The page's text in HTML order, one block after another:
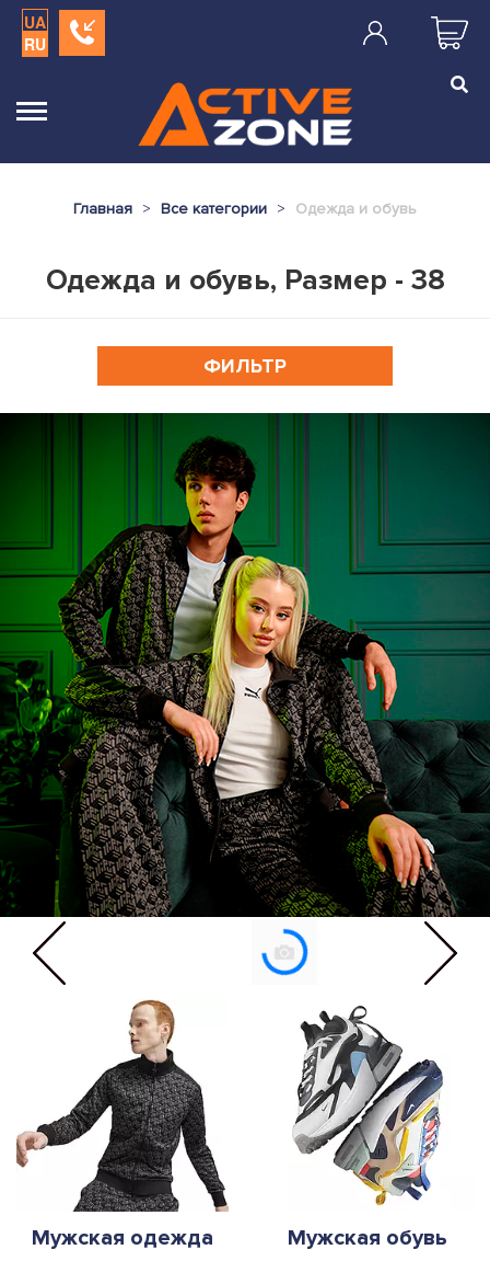
UA
RU
Главная Все категории Одежда и обувь
Одежда и обувь, Размер - 38
ФИЛЬТР
Мужская одежда Мужская обувь